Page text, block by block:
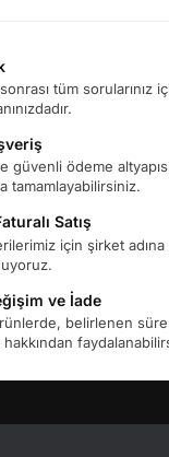
tüm sorularınız
güvenli ödeme
tamamlayabilirsiniz.
Satış
için şirket adına
ve İade
ürünlerde, belirlenen